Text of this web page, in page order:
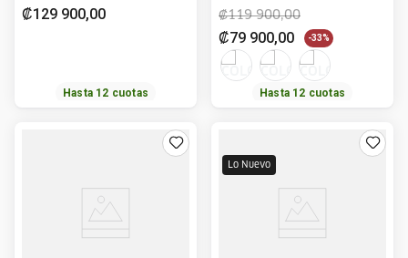
ruido
₡129 900,00
Hasta 12 cuotas
Cancelling
₡119 900,00
₡79 900,00 -33%
Hasta 12 cuotas
Lo Nuevo